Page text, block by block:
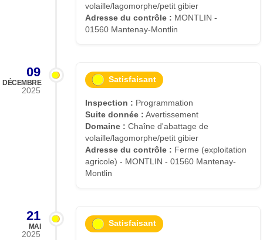
volaille/lagomorphe/petit gibier
Adresse du contrôle : MONTLIN -
01560 Mantenay-Montlin
09
DÉCEMBRE
2025
Satisfaisant
Inspection : Programmation
Suite donnée : Avertissement
Domaine : Chaîne d'abattage de
volaille/lagomorphe/petit gibier
Adresse du contrôle : Ferme (exploitation
agricole) - MONTLIN - 01560 Mantenay-
Montlin
21
MAI
2025
Satisfaisant